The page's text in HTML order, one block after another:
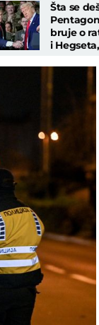
Šta se
bruje o
i Hegseta,
o